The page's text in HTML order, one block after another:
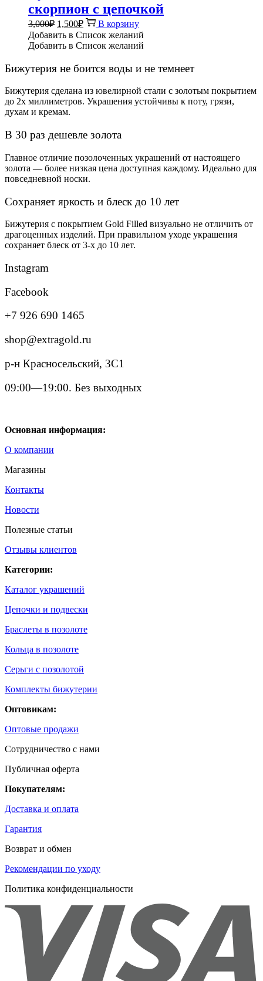
скорпион с цепочкой
3,000₽ Первоначальная
цена
составляла
1,500₽Текущая
цена:
1,500₽.
В корзину
Добавить в Список желаний
Добавить в Список желаний
Бижутерия не боится воды и не темнеет
Бижутерия сделана из ювелирной стали с золотым покрытием
до 2х миллиметров. Украшения устойчивы к поту, грязи,
духам и кремам.
В 30 раз дешевле золота
Главное отличие позолоченных украшений от настоящего
золота — более низкая цена доступная каждому. Идеально для
повседневной носки.
Сохраняет яркость и блеск до 10 лет
Бижутерия с покрытием Gold Filled визуально не отличить от
драгоценных изделий. При правильном уходе украшения
сохраняет блеск от 3-х до 10 лет.
Instagram
Facebook
+7 926 690 1465
shop@extragold.ru
р-н Красносельский, 3С1
09:00—19:00. Без выходных
Основная информация:
О компании
Магазины
Контакты
Новости
Полезные статьи
Отзывы клиентов
Категории:
Каталог украшений
Цепочки и подвески
Браслеты в позолоте
Кольца в позолоте
Серьги с позолотой
Комплекты бижутерии
Оптовикам:
Оптовые продажи
Сотрудничество с нами
Публичная оферта
Покупателям:
Доставка и оплата
Гарантия
Возврат и обмен
Рекомендации по уходу
Политика конфиденциальности